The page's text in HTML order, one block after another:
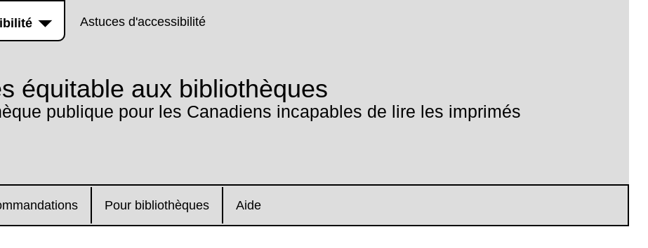
Astuces d'accessibilité
équitable aux bibliothèques
publique pour les Canadiens incapables de lire les imprimés
Pour bibliothèques Aide